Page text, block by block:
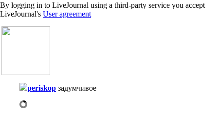
By logging in to LiveJournal using a third-party service you accept
LiveJournal's User agreement
periskop задумчивое